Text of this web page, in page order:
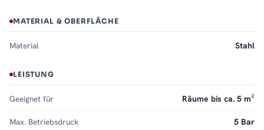
MATERIAL & OBERFLÄCHE
Material Stahl
LEISTUNG
Geeignet für Räume bis ca. 5 m²
Max. Betriebsdruck 5 Bar